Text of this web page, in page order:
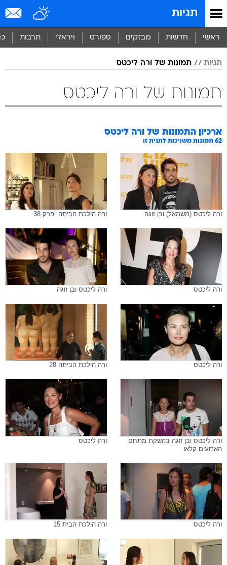
תגיות
ראשי חדשות מבזקים ספורט ויראלי תרבות
תגיות תמונות של ורה ליכטס
תמונות של ורה ליכטס
ארכיון התמונות של ורה ליכטס
62 תמונות משויכות לתגית זו
ורה ליכטס (משמאל) ובן זוגה ורה הולכת הביתה  פרק 38
ורה ליכטס ורה ליכטס ובן זוגה
ורה ליכטס ורה הולכת הביתה 28
ורה ליכטס ובן זוגה בהשקת מתחם
הארועים קלאו
ורה ליכטס
ורה ליכטס ורה הולכת הבית 15